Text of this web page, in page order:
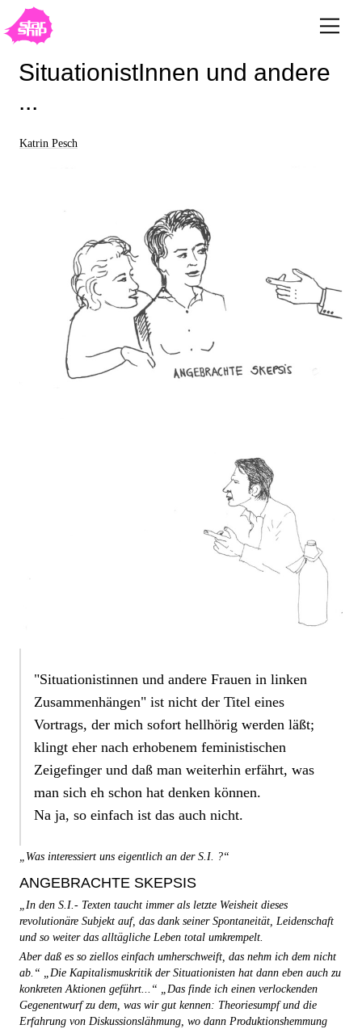
SituationistInnen und andere
...
Katrin Pesch
"Situationistinnen und andere Frauen in linken
Zusammenhängen" ist nicht der Titel eines
Vortrags, der mich sofort hellhörig werden läßt;
klingt eher nach erhobenem feministischen
Zeigefinger und daß man weiterhin erfährt, was
man sich eh schon hat denken können.
Na ja, so einfach ist das auch nicht.
„Was interessiert uns eigentlich an der S.I. ?“
ANGEBRACHTE SKEPSIS
„In den S.I.- Texten taucht immer als letzte Weisheit dieses
revolutionäre Subjekt auf, das dank seiner Spontaneität, Leidenschaft
und so weiter das alltägliche Leben total umkrempelt.
Aber daß es so ziellos einfach umherschweift, das nehm ich dem nicht
ab.“ „Die Kapitalismuskritik der Situationisten hat dann eben auch zu
konkreten Aktionen geführt...“ „Das finde ich einen verlockenden
Gegenentwurf zu dem, was wir gut kennen: Theoriesumpf und die
Erfahrung von Diskussionslähmung, wo dann Produktionshemmung